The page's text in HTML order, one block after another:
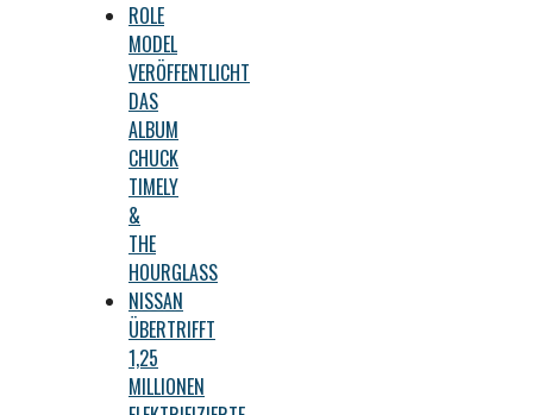
ROLE
MODEL
VERÖFFENTLICHT
DAS
ALBUM
CHUCK
TIMELY
&
THE
HOURGLASS
NISSAN
ÜBERTRIFFT
1,25
MILLIONEN